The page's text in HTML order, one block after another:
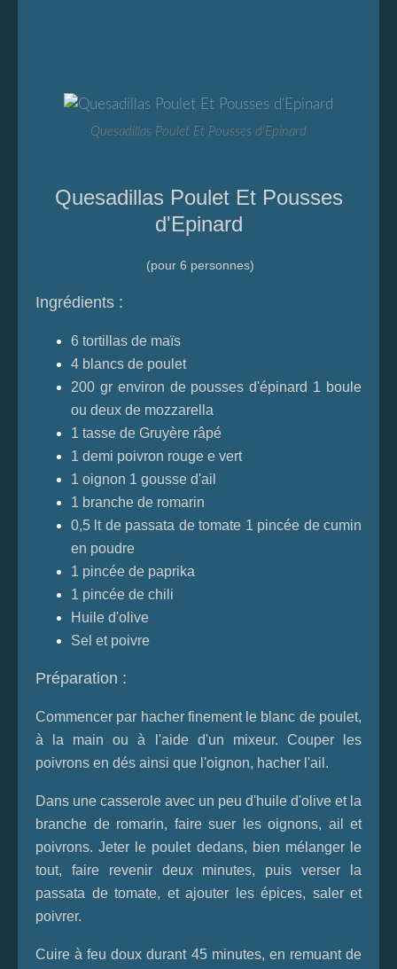
Quesadillas Poulet Et Pousses d'Epinard
Quesadillas Poulet Et Pousses
d'Epinard
(pour 6 personnes)
Ingrédients :
6 tortillas de maïs
4 blancs de poulet
200 gr environ de pousses d'épinard 1 boule
ou deux de mozzarella
1 tasse de Gruyère râpé
1 demi poivron rouge e vert
1 oignon 1 gousse d'ail
1 branche de romarin
0,5 lt de passata de tomate 1 pincée de cumin
en poudre
1 pincée de paprika
1 pincée de chili
Huile d'olive
Sel et poivre
Préparation :
Commencer par hacher finement le blanc de poulet,
à la main ou à l'aide d'un mixeur. Couper les
poivrons en dés ainsi que l'oignon, hacher l'ail.
Dans une casserole avec un peu d'huile d'olive et la
branche de romarin, faire suer les oignons, ail et
poivrons. Jeter le poulet dedans, bien mélanger le
tout, faire revenir deux minutes, puis verser la
passata de tomate, et ajouter les épices, saler et
poivrer.
Cuire à feu doux durant 45 minutes, en remuant de